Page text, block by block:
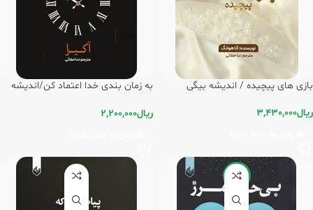
بازی های پیچیده / اندیشه بیگی
ریال3,430,000
به زمان بندی خدا اعتماد کن/اندیشه
ریال2,200,000
-20%